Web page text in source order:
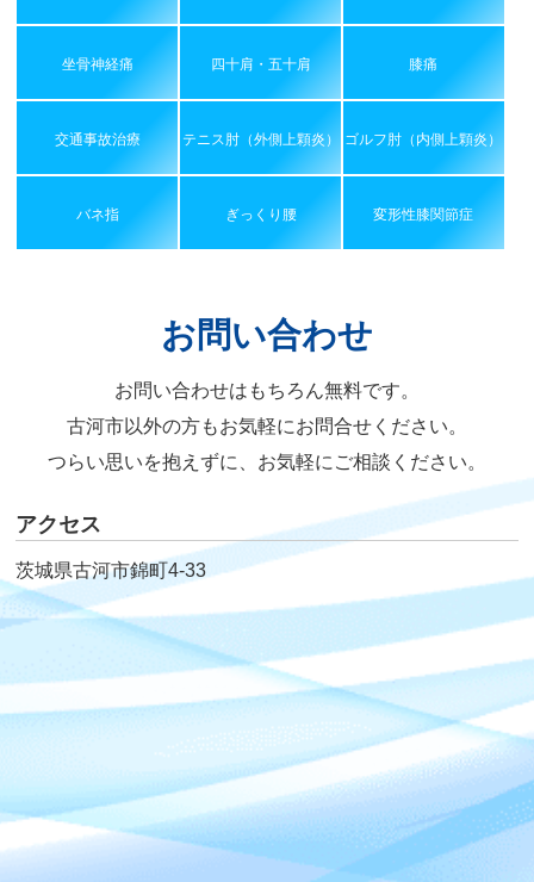
坐骨神経痛 四十肩・五十肩 膝痛
交通事故治療 テニス肘（外側上顆炎） ゴルフ肘（内側上顆炎）
バネ指 ぎっくり腰 変形性膝関節症
お問い合わせ
お問い合わせはもちろん無料です。
古河市以外の方もお気軽にお問合せください。
つらい思いを抱えずに、お気軽にご相談ください。
アクセス
茨城県古河市錦町4-33